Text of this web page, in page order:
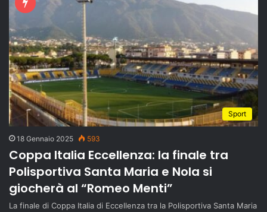
Sport
18 Gennaio 2025 593
Coppa Italia Eccellenza: la finale tra
Polisportiva Santa Maria e Nola si
giocherà al “Romeo Menti”
La finale di Coppa Italia di Eccellenza tra la Polisportiva Santa Maria